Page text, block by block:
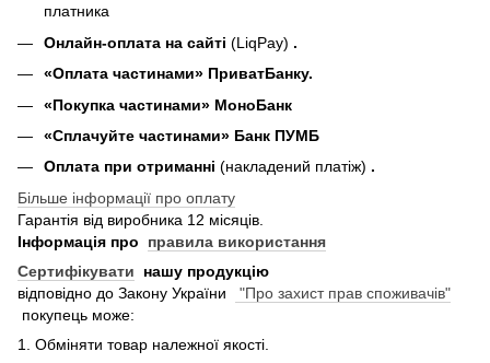
платника
Онлайн-оплата на сайті (LiqPay) .
«Оплата частинами» ПриватБанку.
«Покупка частинами» МоноБанк
«Сплачуйте частинами» Банк ПУМБ
Оплата при отриманні (накладений платіж) .
Більше інформації про оплату
Гарантія від виробника 12 місяців.
Інформація про правила використання
Сертифікувати нашу продукцію
відповідно до Закону України
"Про захист прав споживачів"
покупець може:
1. Обміняти товар належної якості.